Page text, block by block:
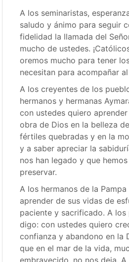
A los seminaristas,
saludo y ánimo para seguir
fidelidad la llamada del
mucho de ustedes.
oremos mucho para tener
necesitan para acompañar
A los creyentes de los
hermanos y hermanas
con ustedes quiero
obra de Dios en la belleza
fértiles quebradas y en la
y a saber apreciar la
nos han legado y que
preservar.
A los hermanos de la
aprender de sus vidas de
paciente y sacrificado. A los
digo: con ustedes quiero
confianza y abandono en la
que en el mar de la vida,
embravecido, no nos deja.